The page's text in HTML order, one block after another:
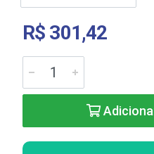
R$ 301,42